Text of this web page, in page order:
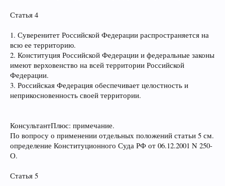
Статья 4
1. Суверенитет Российской Федерации распространяется на
всю ее территорию.
2. Конституция Российской Федерации и федеральные законы
имеют верховенство на всей территории Российской
Федерации.
3. Российская Федерация обеспечивает целостность и
неприкосновенность своей территории.
КонсультантПлюс: примечание.
По вопросу о применении отдельных положений статьи 5 см.
определение Конституционного Суда РФ от 06.12.2001 N 250-
О.
Статья 5